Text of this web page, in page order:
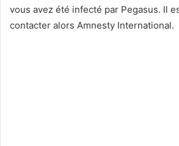
vous avez été infecté par Pegasus. Il
contacter alors Amnesty International.